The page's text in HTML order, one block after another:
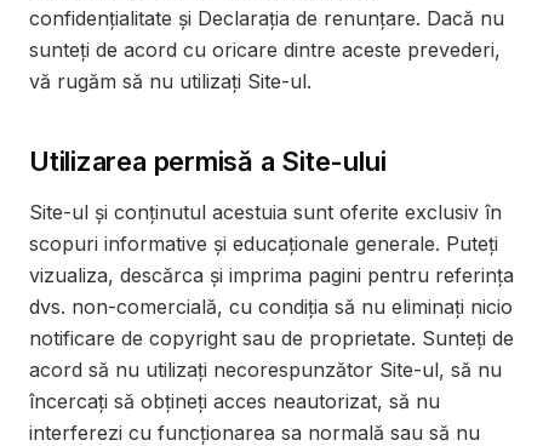
confidențialitate și Declarația de renunțare. Dacă nu
sunteți de acord cu oricare dintre aceste prevederi,
vă rugăm să nu utilizați Site-ul.
Utilizarea permisă a Site-ului
Site-ul și conținutul acestuia sunt oferite exclusiv în
scopuri informative și educaționale generale. Puteți
vizualiza, descărca și imprima pagini pentru referința
dvs. non-comercială, cu condiția să nu eliminați nicio
notificare de copyright sau de proprietate. Sunteți de
acord să nu utilizați necorespunzător Site-ul, să nu
încercați să obțineți acces neautorizat, să nu
interferezi cu funcționarea sa normală sau să nu